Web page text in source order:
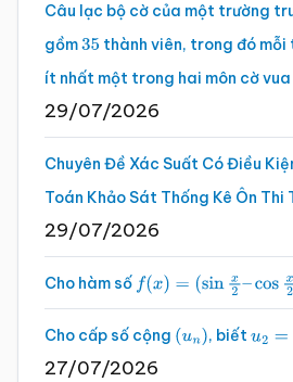
Câu lạc bộ cờ của một trường
gồm35 thành viên, trong đó
ít nhất một trong hai môn cờ
29/07/2026
Chuyên Đề Xác Suất Có Điều
Toán Khảo Sát Thống Kê Ôn Thi
29/07/2026
Cho hàm số f(x)=(sinx2 –cosx2 )
Cho cấp số cộng (un), biếtu2 =4
27/07/2026